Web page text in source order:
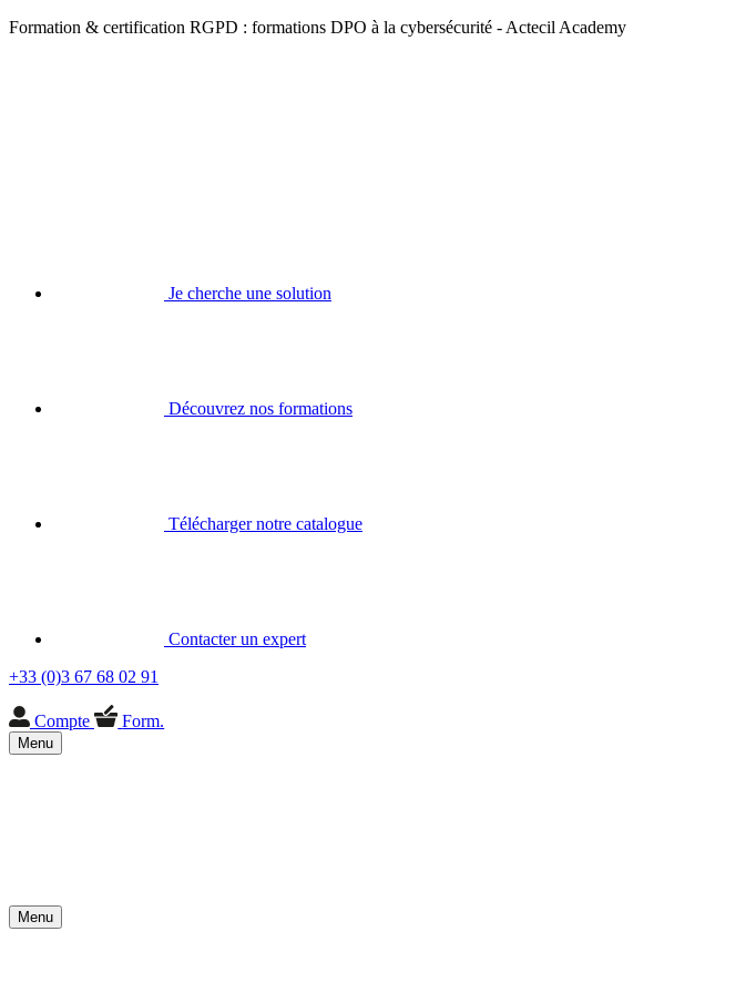
Formation & certification RGPD : formations DPO à la cybersécurité - Actecil Academy
Je cherche une solution
Découvrez nos formations
Télécharger notre catalogue
Contacter un expert
+33 (0)3 67 68 02 91
Compte Form.
Menu
Menu